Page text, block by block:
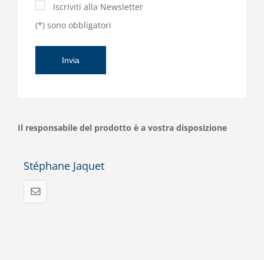
Iscriviti alla Newsletter
(*) sono obbligatori
Il responsabile del prodotto è a vostra disposizione
Stéphane Jaquet